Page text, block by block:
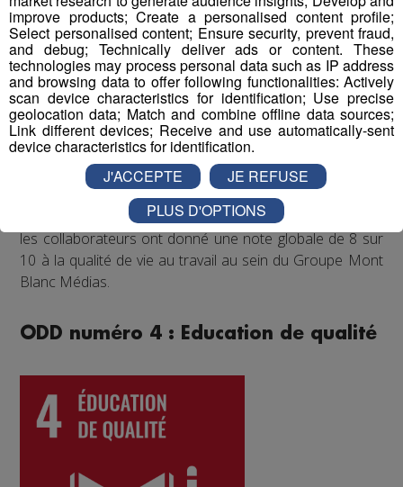
événements festifs (rencontres sportives avec les clubs
partenaires comme les Pionniers de Chamonix ou le FC
Annecy, festivals de musique...) qui accroissent la
cohésion d'équipe et renforcent les liens entre
collègues.
Enfin, un questionnaire bien-être envoyé chaque année
à tous les collaborateurs permet d'identifier les
difficultés qui pourraient être rencontrées par les
différents salariés, et d'y remédier. Au mois de juin 2022,
les collaborateurs ont donné une note globale de 8 sur
10 à la qualité de vie au travail au sein du Groupe Mont
Blanc Médias.
ODD numéro 4 : Education de qualité
improve products; Create a personalised content profile;
Select personalised content; Ensure security, prevent fraud,
and debug; Technically deliver ads or content. These
technologies may process personal data such as IP address
and browsing data to offer following functionalities: Actively
scan device characteristics for identification; Use precise
geolocation data; Match and combine offline data sources;
Link different devices; Receive and use automatically-sent
device characteristics for identification.
J'ACCEPTE
JE REFUSE
PLUS D'OPTIONS